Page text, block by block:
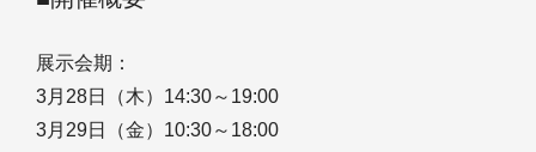
展示会期：
3月28日（木）14:30～19:00
3月29日（金）10:30～18:00